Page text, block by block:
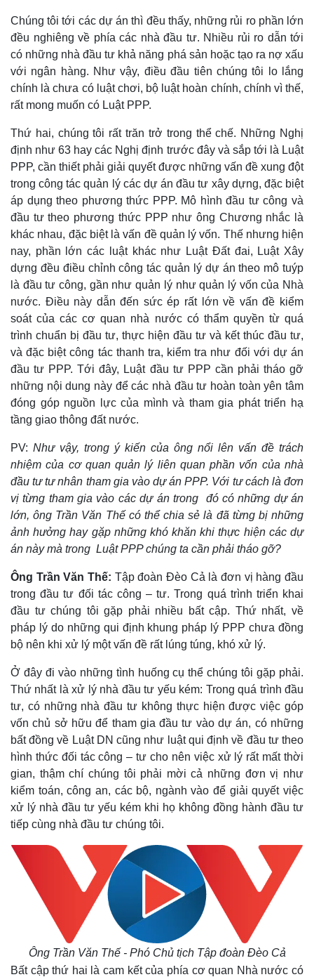
Pháp luật
Vụ án
Tin nóng
Quân sự - Quốc phòng
Vũ khí
Việt Nam
Chúng tôi tới các dự án thì đều thấy, những rủi ro phần lớn
đều nghiêng về phía các nhà đầu tư. Nhiều rủi ro dẫn tới
có những nhà đầu tư khả năng phá sản hoặc tạo ra nợ xấu
với ngân hàng. Như vậy, điều đầu tiên chúng tôi lo lắng
chính là chưa có luật chơi, bộ luật hoàn chính, chính vì thế,
rất mong muốn có Luật PPP.
Thứ hai, chúng tôi rất trăn trở trong thể chế. Những Nghị
định như 63 hay các Nghị định trước đây và sắp tới là Luật
PPP, cần thiết phải giải quyết được những vấn đề xung đột
trong công tác quản lý các dự án đầu tư xây dựng, đặc biệt
áp dụng theo phương thức PPP. Mô hình đầu tư công và
đầu tư theo phương thức PPP như ông Chương nhắc là
khác nhau, đặc biệt là vấn đề quản lý vốn. Thế nhưng hiện
nay, phần lớn các luật khác như Luật Đất đai, Luật Xây
dựng đều điều chỉnh công tác quản lý dự án theo mô tuýp
là đầu tư công, gần như quản lý như quản lý vốn của Nhà
nước. Điều này dẫn đến sức ép rất lớn về vấn đề kiểm
soát của các cơ quan nhà nước có thẩm quyền từ quá
trình chuẩn bị đầu tư, thực hiện đầu tư và kết thúc đầu tư,
và đặc biệt công tác thanh tra, kiểm tra như đối với dự án
đầu tư PPP. Tới đây, Luật đầu tư PPP cần phải tháo gỡ
những nội dung này để các nhà đầu tư hoàn toàn yên tâm
đóng góp nguồn lực của mình và tham gia phát triển hạ
tầng giao thông đất nước.
PV: Như vậy, trong ý kiến của ông nổi lên vấn đề trách
nhiệm của cơ quan quản lý liên quan phần vốn của nhà
đầu tư tư nhân tham gia vào dự án PPP. Với tư cách là đơn
vị từng tham gia vào các dự án trong đó có những dự án
lớn, ông Trần Văn Thế có thể chia sẻ là đã từng bị những
ảnh hưởng hay gặp những khó khăn khi thực hiện các dự
án này mà trong Luật PPP chúng ta cần phải tháo gỡ?
Ông Trần Văn Thế: Tập đoàn Đèo Cả là đơn vị hàng đầu
trong đầu tư đối tác công – tư. Trong quá trình triển khai
đầu tư chúng tôi gặp phải nhiều bất cập. Thứ nhất, về
pháp lý do những qui định khung pháp lý PPP chưa đồng
bộ nên khi xử lý một vấn đề rất lúng túng, khó xử lý.
Ở đây đi vào những tình huống cụ thể chúng tôi gặp phải.
Thứ nhất là xử lý nhà đầu tư yếu kém: Trong quá trình đầu
tư, có những nhà đầu tư không thực hiện được việc góp
vốn chủ sở hữu để tham gia đầu tư vào dự án, có những
bất đồng về Luật DN cũng như luật qui định về đầu tư theo
hình thức đối tác công – tư cho nên việc xử lý rất mất thời
gian, thậm chí chúng tôi phải mời cả những đơn vị như
kiểm toán, công an, các bộ, ngành vào để giải quyết việc
xử lý nhà đầu tư yếu kém khi họ không đồng hành đầu tư
tiếp cùng nhà đầu tư chúng tôi.
Ông Trần Văn Thế - Phó Chủ tịch Tập đoàn Đèo Cả
Bất cập thứ hai là cam kết của phía cơ quan Nhà nước có